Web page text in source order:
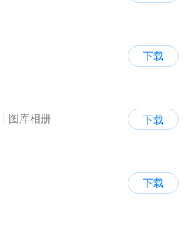
下载
图库相册
下载
下载